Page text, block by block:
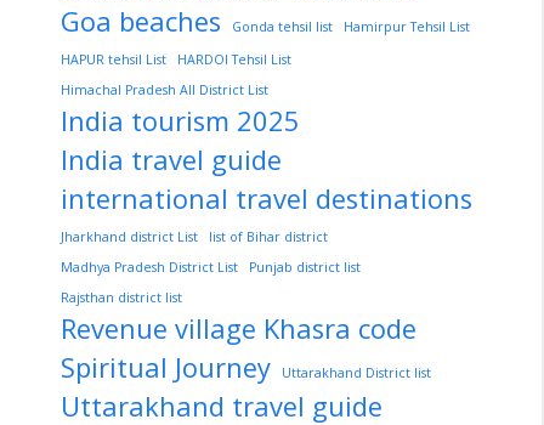
Goa beaches Gonda tehsil list
Hamirpur Tehsil List
HAPUR tehsil List
HARDOI Tehsil List
Himachal Pradesh All District List
India tourism 2025
India travel guide
international travel destinations
Jharkhand district List
list of Bihar district
Madhya Pradesh District List
Punjab district list
Rajsthan district list
Revenue village Khasra code
Spiritual Journey
Uttarakhand District list
Uttarakhand travel guide